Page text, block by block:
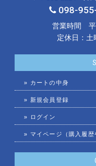
098-
営業時間 平
定休日：土
» カートの中身
» 新規会員登録
» ログイン
» マイページ（購入履歴